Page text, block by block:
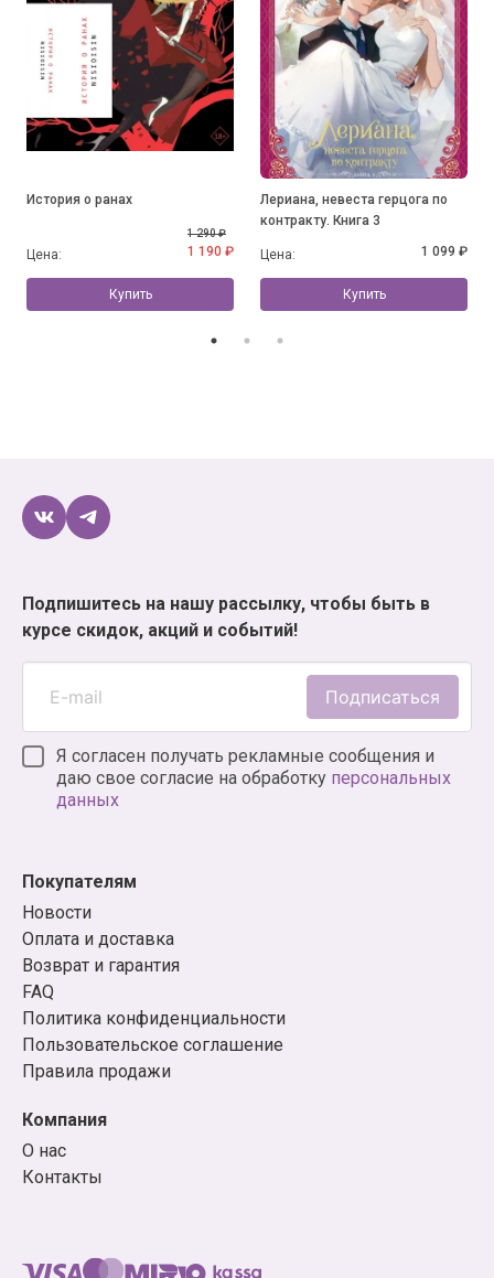
История о ранах
Цена:
1 290 ₽
1 190 ₽
Купить
Лериана, невеста герцога по
контракту. Книга 3
Цена: 1 099 ₽
Купить
Подпишитесь на нашу рассылку, чтобы быть в
курсе скидок, акций и событий!
Подписаться
Я согласен получать рекламные сообщения и
даю свое согласие на обработку персональных
данных
Покупателям
Новости
Оплата и доставка
Возврат и гарантия
FAQ
Политика конфиденциальности
Пользовательское соглашение
Правила продажи
Компания
О нас
Контакты